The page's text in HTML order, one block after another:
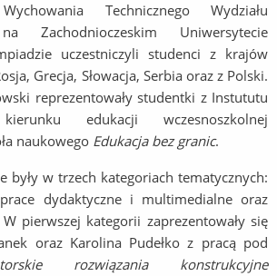
Technicznego Wydziału
Zachodnioczeskim Uniwersytecie
uczestniczyli studenci z krajów
Grecja, Słowacja, Serbia oraz z Polski.
reprezentowały studentki z Instututu
edukacji wczesnoszkolnej
naukowego Edukacja bez granic.
były w trzech kategoriach tematycznych:
dydaktyczne i multimedialne oraz
pierwszej kategorii zaprezentowały się
oraz Karolina Pudełko z pracą pod
rozwiązania konstrukcyjne